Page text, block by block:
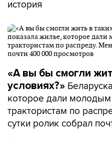
история
«А вы бы смогли
условиях?»
которое дали молодым
трактористам по
сутки ролик собрал